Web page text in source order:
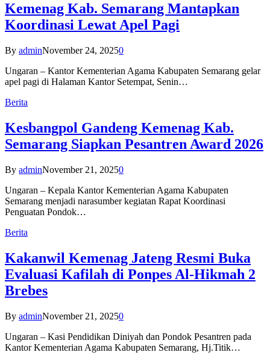
Kemenag Kab. Semarang Mantapkan
Koordinasi Lewat Apel Pagi
By adminNovember 24, 20250
Ungaran – Kantor Kementerian Agama Kabupaten Semarang gelar
apel pagi di Halaman Kantor Setempat, Senin…
Berita
Kesbangpol Gandeng Kemenag Kab.
Semarang Siapkan Pesantren Award 2026
By adminNovember 21, 20250
Ungaran – Kepala Kantor Kementerian Agama Kabupaten
Semarang menjadi narasumber kegiatan Rapat Koordinasi
Penguatan Pondok…
Berita
Kakanwil Kemenag Jateng Resmi Buka
Evaluasi Kafilah di Ponpes Al-Hikmah 2
Brebes
By adminNovember 21, 20250
Ungaran – Kasi Pendidikan Diniyah dan Pondok Pesantren pada
Kantor Kementerian Agama Kabupaten Semarang, Hj.Titik…